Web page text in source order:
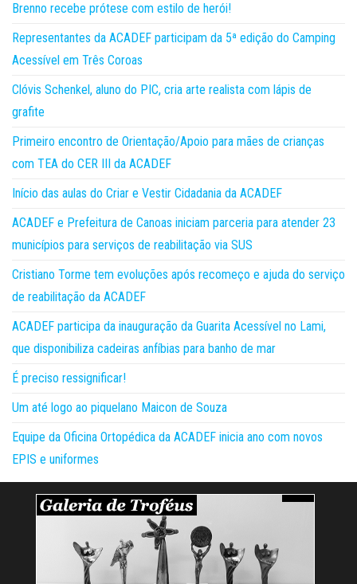
Brenno recebe prótese com estilo de herói!
Representantes da ACADEF participam da 5ª edição do Camping
Acessível em Três Coroas
Clóvis Schenkel, aluno do PIC, cria arte realista com lápis de
grafite
Primeiro encontro de Orientação/Apoio para mães de crianças
com TEA do CER III da ACADEF
Início das aulas do Criar e Vestir Cidadania da ACADEF
ACADEF e Prefeitura de Canoas iniciam parceria para atender 23
municípios para serviços de reabilitação via SUS
Cristiano Torme tem evoluções após recomeço e ajuda do serviço
de reabilitação da ACADEF
ACADEF participa da inauguração da Guarita Acessível no Lami,
que disponibiliza cadeiras anfíbias para banho de mar
É preciso ressignificar!
Um até logo ao piquelano Maicon de Souza
Equipe da Oficina Ortopédica da ACADEF inicia ano com novos
EPIS e uniformes